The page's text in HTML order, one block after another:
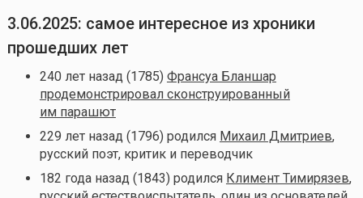
3.06.2025: самое интересное из хроники
прошедших лет
240 лет назад (1785) Франсуа Бланшар
продемонстрировал сконструированный
им парашют
229 лет назад (1796) родился Михаил Дмитриев,
русский поэт, критик и переводчик
182 года назад (1843) родился Климент Тимирязев,